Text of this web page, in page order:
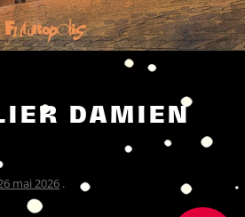
DAMIEN
mai 2026 .